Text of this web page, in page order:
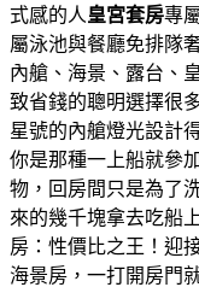
式感的人 皇宮套房專
屬泳池與餐廳免排隊
內艙、海景、露台、
致省錢的聰明選擇很
星號的內艙燈光設計
你是那種一上船就參
物，回房間只是為了
來的幾千塊拿去吃船
房：性價比之王！迎
海景房，一打開房門